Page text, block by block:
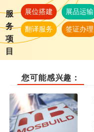
服
务
项
目
展位搭建 展品运输
翻译服务 签证办理
您可能感兴趣：